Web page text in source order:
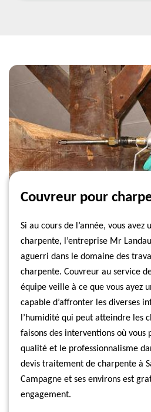
Couvreur pour
Si au cours de l’année, vous avez
charpente, l’entreprise Mr
aguerri dans le domaine des
charpente. Couvreur au service
équipe veille à ce que vous ayez
capable d’affronter les diverses
l’humidité qui peut atteindre les
faisons des interventions où vous
qualité et le professionnalisme
devis traitement de charpente à
Campagne et ses environs est
engagement.